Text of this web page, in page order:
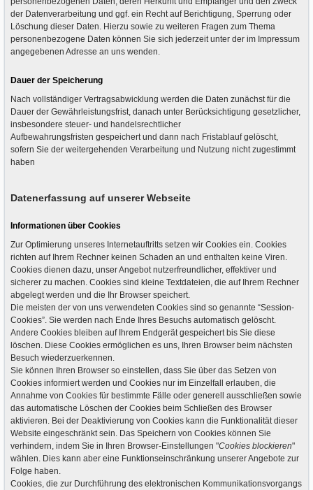
der Datenverarbeitung und ggf. ein Recht auf Berichtigung, Sperrung oder
Löschung dieser Daten. Hierzu sowie zu weiteren Fragen zum Thema
personenbezogene Daten können Sie sich jederzeit unter der im Impressum
angegebenen Adresse an uns wenden.
Dauer der Speicherung
Nach vollständiger Vertragsabwicklung werden die Daten zunächst für die
Dauer der Gewährleistungsfrist, danach unter Berücksichtigung gesetzlicher,
insbesondere steuer- und handelsrechtlicher
Aufbewahrungsfristen gespeichert und dann nach Fristablauf gelöscht,
sofern Sie der weitergehenden Verarbeitung und Nutzung nicht zugestimmt
haben
Datenerfassung auf unserer Webseite
Informationen über Cookies
Zur Optimierung unseres Internetauftritts setzen wir Cookies ein. Cookies
richten auf Ihrem Rechner keinen Schaden an und enthalten keine Viren.
Cookies dienen dazu, unser Angebot nutzerfreundlicher, effektiver und
sicherer zu machen. Cookies sind kleine Textdateien, die auf Ihrem Rechner
abgelegt werden und die Ihr Browser speichert.
Die meisten der von uns verwendeten Cookies sind so genannte “Session-
Cookies”. Sie werden nach Ende Ihres Besuchs automatisch gelöscht.
Andere Cookies bleiben auf Ihrem Endgerät gespeichert bis Sie diese
löschen. Diese Cookies ermöglichen es uns, Ihren Browser beim nächsten
Besuch wiederzuerkennen.
Sie können Ihren Browser so einstellen, dass Sie über das Setzen von
Cookies informiert werden und Cookies nur im Einzelfall erlauben, die
Annahme von Cookies für bestimmte Fälle oder generell ausschließen sowie
das automatische Löschen der Cookies beim Schließen des Browser
aktivieren. Bei der Deaktivierung von Cookies kann die Funktionalität dieser
Website eingeschränkt sein. Das Speichern von Cookies können Sie
verhindern, indem Sie in Ihren Browser-Einstellungen "Cookies blockieren"
wählen. Dies kann aber eine Funktionseinschränkung unserer Angebote zur
Folge haben.
Cookies, die zur Durchführung des elektronischen Kommunikationsvorgangs